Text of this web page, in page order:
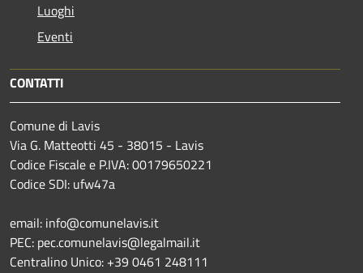
Luoghi
Eventi
CONTATTI
Comune di Lavis
Via G. Matteotti 45 - 38015 - Lavis
Codice Fiscale e P.IVA: 00179650221
Codice SDI: ufw47a
email: info@comunelavis.it
PEC: pec.comunelavis@legalmail.it
Centralino Unico: +39 0461 248111